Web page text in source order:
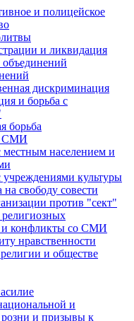
и полицейское
и ликвидация
дискриминация
и борьба с
борьба
СМИ
населением и
культуры
свободу совести
против "сект"
и конфликты со СМИ
нравственности
и обществе
и
розни и призывы к